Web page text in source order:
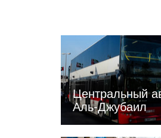
Центральный
Аль-Джубаил